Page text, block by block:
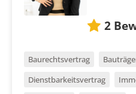
2
Baurechtsvertrag
Dienstbarkeitsvertrag